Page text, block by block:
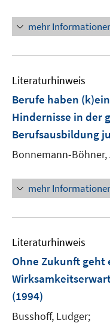
mehr
Literaturhinweis
Berufe haben
Hindernisse in der
Berufsausbildung
Bonnemann-Böhner,
mehr
Literaturhinweis
Ohne Zukunft geht
(1994)
Busshoff, Ludger;